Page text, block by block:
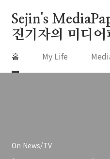
Sejin's
진기자의 미디어
홈 My Life
On News/TV